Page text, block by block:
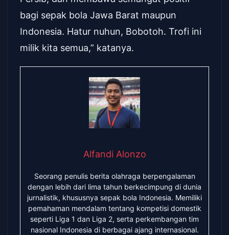
bagi sepak bola Jawa Barat maupun
Indonesia. Hatur nuhun, Bobotoh. Trofi ini
milik kita semua,” katanya.
Alfandi Alonzo
Seorang penulis berita olahraga berpengalaman
dengan lebih dari lima tahun berkecimpung di dunia
jurnalistik, khususnya sepak bola Indonesia. Memiliki
pemahaman mendalam tentang kompetisi domestik
seperti Liga 1 dan Liga 2, serta perkembangan tim
nasional Indonesia di berbagai ajang internasional.